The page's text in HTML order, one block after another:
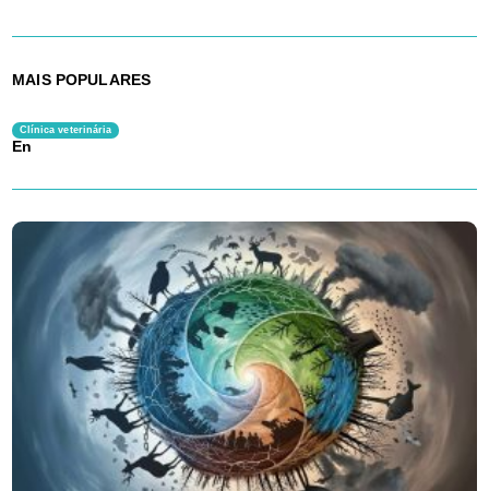
MAIS POPULARES
Clínica veterinária
En